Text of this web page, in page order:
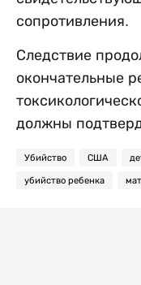
сопротивления.
Следствие
окончательные
должны
Убийство США
убийство ребенка